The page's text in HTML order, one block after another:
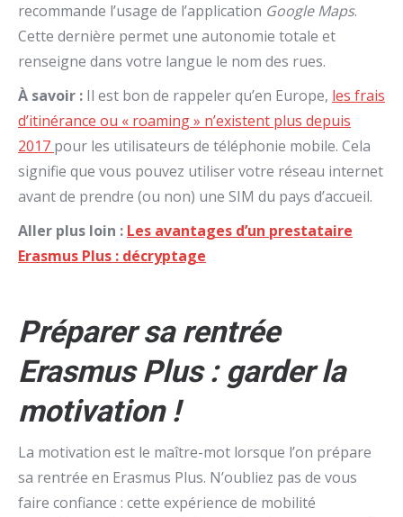
recommande l’usage de l’application Google Maps.
Cette dernière permet une autonomie totale et
renseigne dans votre langue le nom des rues.
À savoir : Il est bon de rappeler qu’en Europe, les frais
d’itinérance ou « roaming » n’existent plus depuis
2017 pour les utilisateurs de téléphonie mobile. Cela
signifie que vous pouvez utiliser votre réseau internet
avant de prendre (ou non) une SIM du pays d’accueil.
Aller plus loin : Les avantages d’un prestataire
Erasmus Plus : décryptage
Préparer sa rentrée
Erasmus Plus : garder la
motivation !
La motivation est le maître-mot lorsque l’on prépare
sa rentrée en Erasmus Plus. N’oubliez pas de vous
faire confiance : cette expérience de mobilité